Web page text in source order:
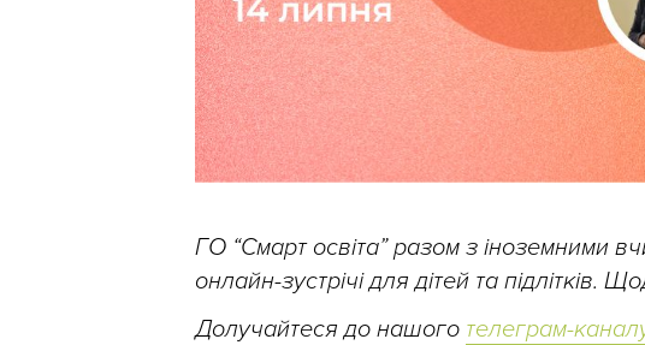
ГО “Смарт освіта” разом з іноземними
онлайн-зустрічі для дітей та підлітків.
Долучайтеся до нашого телеграм-